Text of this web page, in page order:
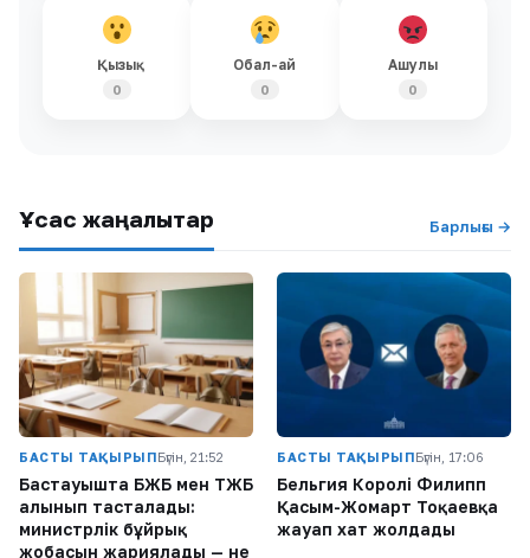
Қызық
0
Обал-ай
0
Ашулы
0
Ұқсас жаңалықтар Барлығы →
БАСТЫ ТАҚЫРЫПБүгін, 21:52
Бастауышта БЖБ мен ТЖБ
алынып тасталады:
министрлік бұйрық
жобасын жариялады — не
БАСТЫ ТАҚЫРЫПБүгін, 17:06
Бельгия Королі Филипп
Қасым-Жомарт Тоқаевқа
жауап хат жолдады